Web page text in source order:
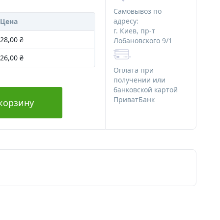
мыла
мыла
Стеклянная тара
Различная тара
Тара для декоративной косметики
Наборы начинающего мыловара
бумаге
Водорастворимая бумага
Цена
28,00 ₴
26,00 ₴
Самовывоз по
адресу:
г. Киев, пр-т
Лобановского 9/1
Оплата при
получении или
банковской картой
ПриватБанк